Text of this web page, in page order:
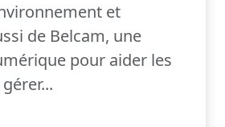
et
de Belcam, une
pour aider les